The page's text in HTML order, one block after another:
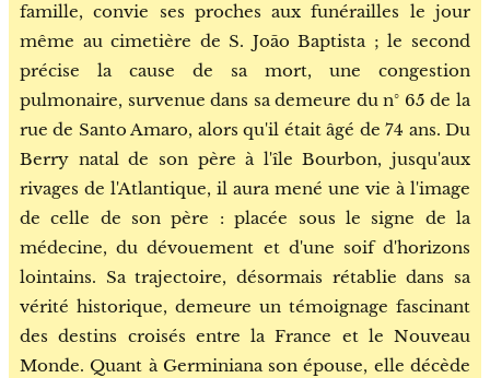
famille, convie ses proches aux funérailles le jour
même au cimetière de S. João Baptista ; le second
précise la cause de sa mort, une congestion
pulmonaire, survenue dans sa demeure du n° 65 de la
rue de Santo Amaro, alors qu'il était âgé de 74 ans. Du
Berry natal de son père à l'île Bourbon, jusqu'aux
rivages de l'Atlantique, il aura mené une vie à l'image
de celle de son père : placée sous le signe de la
médecine, du dévouement et d'une soif d'horizons
lointains. Sa trajectoire, désormais rétablie dans sa
vérité historique, demeure un témoignage fascinant
des destins croisés entre la France et le Nouveau
Monde. Quant à Germiniana son épouse, elle décède